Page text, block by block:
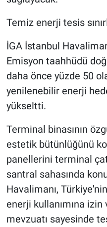
Temiz enerji tesis
İGA İstanbul
Emisyon taahhüdü
daha önce yüzde 50
yenilenebilir enerji
yükseltti.
Terminal binasının
estetik bütünlüğünü
panellerini terminal
santral sahasında
Havalimanı,
enerji kullanımına
mevzuatı sayesinde